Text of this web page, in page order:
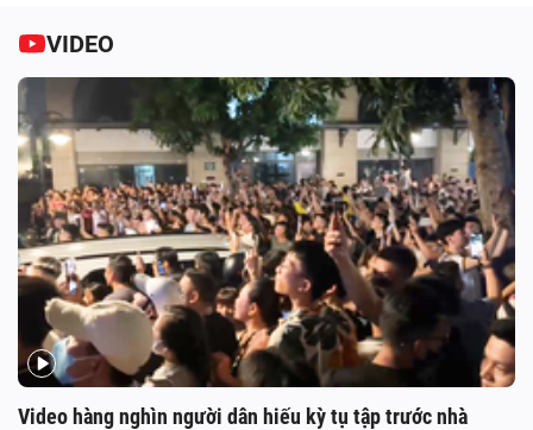
VIDEO
Video hàng nghìn người dân hiếu kỳ tụ tập trước nhà